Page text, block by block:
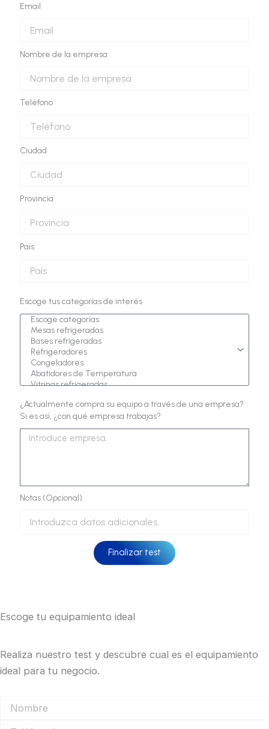
Email
Nombre de la empresa
Teléfono
Ciudad
Provincia
País
Escoge tus categorías de interés
¿Actualmente compra su equipo a través de una empresa?
Si es así, ¿con qué empresa trabajas?
Notas (Opcional)
Finalizar test
Escoge tu equipamiento ideal
Realiza nuestro test y descubre cual es el equipamiento
ideal para tu negocio.
Teléfono